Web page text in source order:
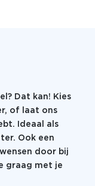
Dat kan! Kies
of laat ons
Ideaal als
Ook een
door bij
graag met je